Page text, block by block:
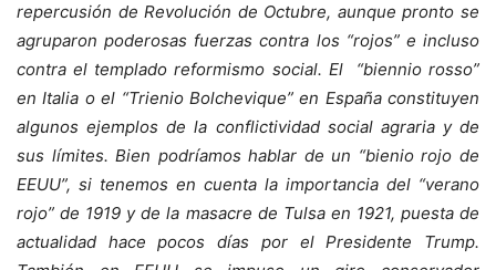
repercusión de Revolución de Octubre, aunque pronto se
agruparon poderosas fuerzas contra los “rojos” e incluso
contra el templado reformismo social. El “biennio rosso”
en Italia o el “Trienio Bolchevique” en España constituyen
algunos ejemplos de la conflictividad social agraria y de
sus límites. Bien podríamos hablar de un “bienio rojo de
EEUU”, si tenemos en cuenta la importancia del “verano
rojo” de 1919 y de la masacre de Tulsa en 1921, puesta de
actualidad hace pocos días por el Presidente Trump.